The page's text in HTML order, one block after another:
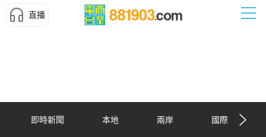
直播
即時新聞 本地 兩岸 國際